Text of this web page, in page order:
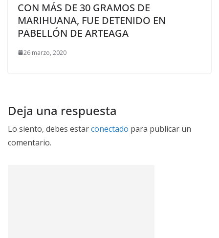
CON MÁS DE 30 GRAMOS DE
MARIHUANA, FUE DETENIDO EN
PABELLÓN DE ARTEAGA
26 marzo, 2020
Deja una respuesta
Lo siento, debes estarconectado para publicar un
comentario.